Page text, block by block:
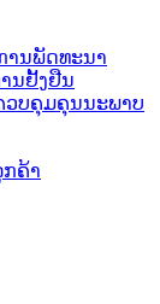
ານ​ພັດ​ທະ​ນາ​
ນຢັ້ງຢືນ
ວບຄຸມຄຸນນະພາບ
ຄ້າ